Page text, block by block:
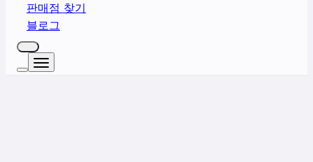
판매점 찾기
블로그